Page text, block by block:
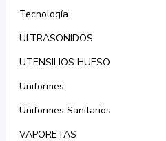
Tecnología
ULTRASONIDOS
UTENSILIOS HUESO
Uniformes
Uniformes Sanitarios
VAPORETAS